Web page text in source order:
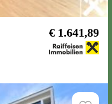
€ 1.641,89